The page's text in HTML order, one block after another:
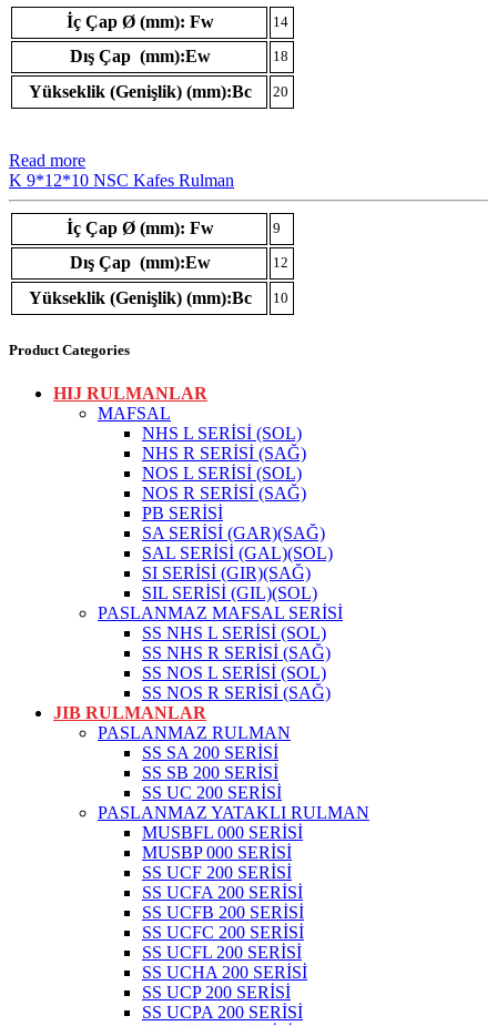
İç Çap Ø (mm): Fw 14
Dış Çap (mm):Ew 18
Yükseklik (Genişlik) (mm):Bc 20
Read more
K 9*12*10 NSC Kafes Rulman
İç Çap Ø (mm): Fw 9
Dış Çap (mm):Ew 12
Yükseklik (Genişlik) (mm):Bc 10
Product Categories
HIJ RULMANLAR
MAFSAL
NHS L SERİSİ (SOL)
NHS R SERİSİ (SAĞ)
NOS L SERİSİ (SOL)
NOS R SERİSİ (SAĞ)
PB SERİSİ
SA SERİSİ (GAR)(SAĞ)
SAL SERİSİ (GAL)(SOL)
SI SERİSİ (GIR)(SAĞ)
SIL SERİSİ (GIL)(SOL)
PASLANMAZ MAFSAL SERİSİ
SS NHS L SERİSİ (SOL)
SS NHS R SERİSİ (SAĞ)
SS NOS L SERİSİ (SOL)
SS NOS R SERİSİ (SAĞ)
JIB RULMANLAR
PASLANMAZ RULMAN
SS SA 200 SERİSİ
SS SB 200 SERİSİ
SS UC 200 SERİSİ
PASLANMAZ YATAKLI RULMAN
MUSBFL 000 SERİSİ
MUSBP 000 SERİSİ
SS UCF 200 SERİSİ
SS UCFA 200 SERİSİ
SS UCFB 200 SERİSİ
SS UCFC 200 SERİSİ
SS UCFL 200 SERİSİ
SS UCHA 200 SERİSİ
SS UCP 200 SERİSİ
SS UCPA 200 SERİSİ